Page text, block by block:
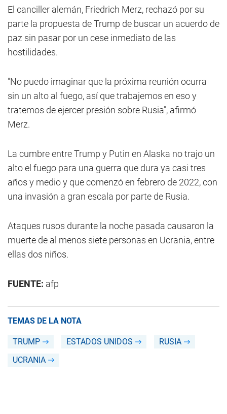
El canciller alemán, Friedrich Merz, rechazó por su
parte la propuesta de Trump de buscar un acuerdo de
paz sin pasar por un cese inmediato de las
hostilidades.
"No puedo imaginar que la próxima reunión ocurra
sin un alto al fuego, así que trabajemos en eso y
tratemos de ejercer presión sobre Rusia", afirmó
Merz.
La cumbre entre Trump y Putin en Alaska no trajo un
alto el fuego para una guerra que dura ya casi tres
años y medio y que comenzó en febrero de 2022, con
una invasión a gran escala por parte de Rusia.
Ataques rusos durante la noche pasada causaron la
muerte de al menos siete personas en Ucrania, entre
ellas dos niños.
FUENTE: afp
TEMAS DE LA NOTA
TRUMP ESTADOS UNIDOS
RUSIA
UCRANIA